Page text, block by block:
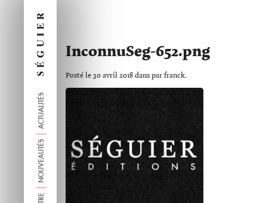
ACTUALITÉS
NOUVEAUTÉS
InconnuSeg-652.png
Posté le 30 avril 2018 dans par franck.